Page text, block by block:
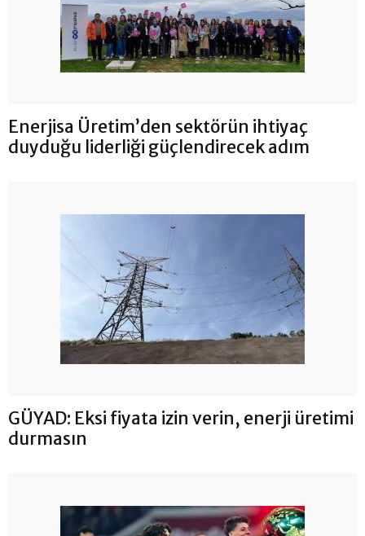
Enerjisa Üretim’den sektörün ihtiyaç
duyduğu liderliği güçlendirecek adım
GÜYAD: Eksi fiyata izin verin, enerji üretimi
durmasın